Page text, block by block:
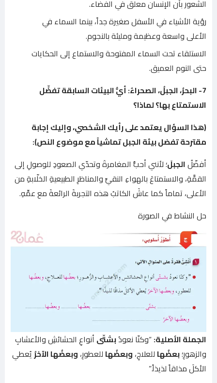
الشعور بأن الإنسان معلق في الفضاء.
رؤية الأشياء في الأسفل صغيرة جداً، بينما السماء في
الأعلى واسعة وعظيمة ومليئة بالنجوم.
الاستلقاء تحت السماء المفتوحة والاستماع إلى الحكايات
حتى النوم العميق.
7- البحرُ، الجبلُ، الصحراءُ: أيُّ البيئات السابقة تفضِّل
الاستمتاع بها؟ لماذا؟
(هذا السؤال يعتمد على رأيك الشخصي، وإليك إجابة
مقترحة تفضل بيئة الجبل تماشياً مع موضوع النص):
أفضّلُالجبلَ؛ لأنني أحبُّ المغامرةَ وتحدّي الصعودِ للوصولِ إلى
القمَّةِ، والاستمتاعَ بالهواءِ النقيِّ والمناظرِ الطبيعيةِ الخلّابةِ من
الأعلى، تماماً كما عاشَ الكاتبُ هذه التجربةَ الرائعةَ مع عمِّهِ.
حل النشاط في الصورة
الجملة الأصلية:“وكنّا نعودُبشتّى أنواعِ الحشائشِ والأعشابِ
والزهورِ؛بعضُها للعلاجِ، وبعضُها للعطورِ، وبعضُها الآخرُ يُعطي
الأكلَ مذاقاً لذيذاً.”